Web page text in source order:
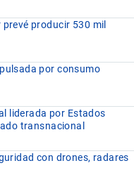
producir 530 mil
por consumo
liderada por Estados
transnacional
con drones, radares